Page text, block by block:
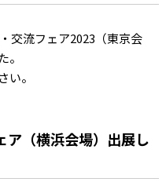
交流フェア2023（東京会
。
い。
（横浜会場）出展し